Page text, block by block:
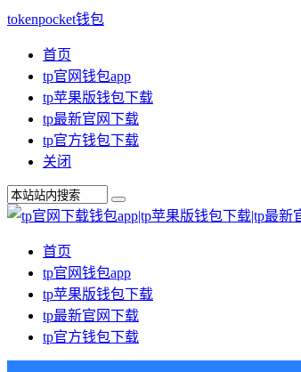
tokenpocket钱包
首页
tp官网钱包app
tp苹果版钱包下载
tp最新官网下载
tp官方钱包下载
关闭
首页
tp官网钱包app
tp苹果版钱包下载
tp最新官网下载
tp官方钱包下载